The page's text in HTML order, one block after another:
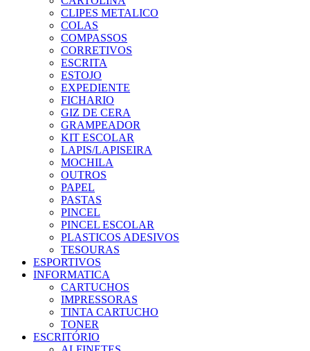
CLIPES METALICO
COLAS
COMPASSOS
CORRETIVOS
ESCRITA
ESTOJO
EXPEDIENTE
FICHARIO
GIZ DE CERA
GRAMPEADOR
KIT ESCOLAR
LAPIS/LAPISEIRA
MOCHILA
OUTROS
PAPEL
PASTAS
PINCEL
PINCEL ESCOLAR
PLASTICOS ADESIVOS
TESOURAS
ESPORTIVOS
INFORMATICA
CARTUCHOS
IMPRESSORAS
TINTA CARTUCHO
TONER
ESCRITÓRIO